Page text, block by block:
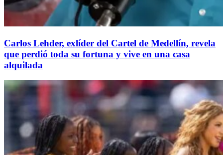
Carlos Lehder, exlíder del Cartel de Medellín, revela
que perdió toda su fortuna y vive en una casa
alquilada